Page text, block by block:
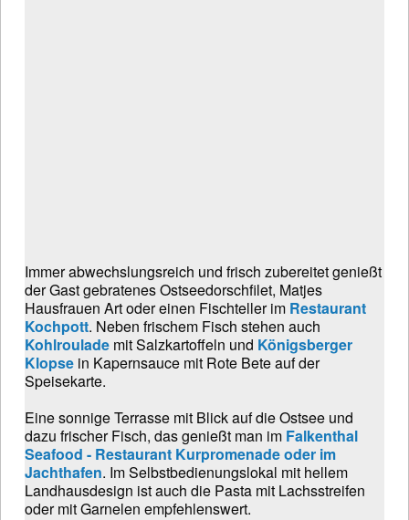
Immer abwechslungsreich und frisch zubereitet genießt
der Gast gebratenes Ostseedorschfilet, Matjes
Hausfrauen Art oder einen Fischteller im Restaurant
Kochpott. Neben frischem Fisch stehen auch
Kohlroulade mit Salzkartoffeln und Königsberger
Klopse in Kapernsauce mit Rote Bete auf der
Speisekarte.
Eine sonnige Terrasse mit Blick auf die Ostsee und
dazu frischer Fisch, das genießt man im Falkenthal
Seafood - Restaurant Kurpromenade oder im
Jachthafen. Im Selbstbedienungslokal mit hellem
Landhausdesign ist auch die Pasta mit Lachsstreifen
oder mit Garnelen empfehlenswert.